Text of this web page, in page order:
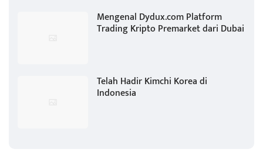
Mengenal Dydux.com Platform
Trading Kripto Premarket dari Dubai
Telah Hadir Kimchi Korea di
Indonesia